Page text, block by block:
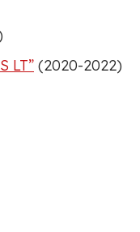
LT” (2020-2022)